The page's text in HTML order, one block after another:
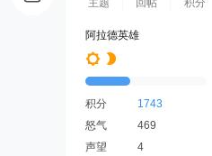
主题
回帖
积分
阿拉德英雄
积分
1743
怒气
469
声望
4